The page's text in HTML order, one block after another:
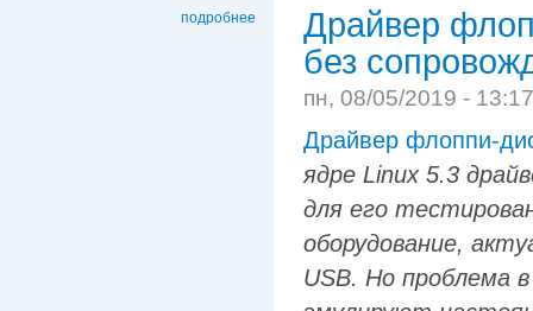
подробнее
Драйвер
без
пн, 08/05/2019 -
Драйвер флоппи-
ядре Linux 5.3
для его
оборудование,
USB. Но проблема